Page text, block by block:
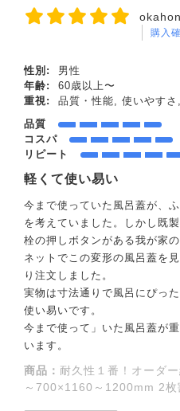
購入
性別:
男性
年齢:
60歳以上〜
重視:
品質・性能, 使いやす
品質
コスパ
リピート
軽くて使い易い
今まで使っていた風呂蓋が、
を考えていました。しかし既
栓の押しボタンがある我が家
ネットでこの変形の風呂蓋を
り注文しました。
実物は寸法通りで風呂にぴっ
使い易いです。
今まで使って」いた風呂蓋が
います。
商品： 耐久性１番！オーダ
～700×1160～1200mm 2枚